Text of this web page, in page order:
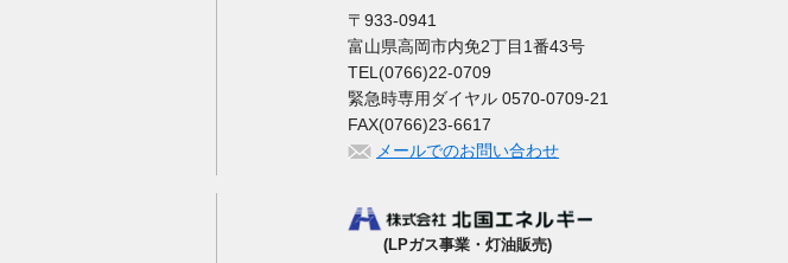
〒933-0941
富山県高岡市内免2丁目1番43号
TEL(0766)22-0709
緊急時専用ダイヤル 0570-0709-21
FAX(0766)23-6617
メールでのお問い合わせ
(LPガス事業・灯油販売)